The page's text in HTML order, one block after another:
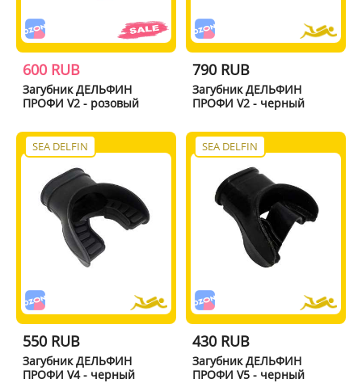
600 RUB
Загубник ДЕЛЬФИН
ПРОФИ V2 - розовый
790 RUB
Загубник ДЕЛЬФИН
ПРОФИ V2 - черный
SEA DELFIN
550 RUB
Загубник ДЕЛЬФИН
ПРОФИ V4 - черный
SEA DELFIN
430 RUB
Загубник ДЕЛЬФИН
ПРОФИ V5 - черный